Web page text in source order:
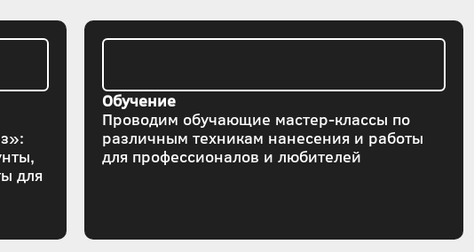
для
Обучение
Проводим обучающие мастер-классы по
различным техникам нанесения и работы
для профессионалов и любителей